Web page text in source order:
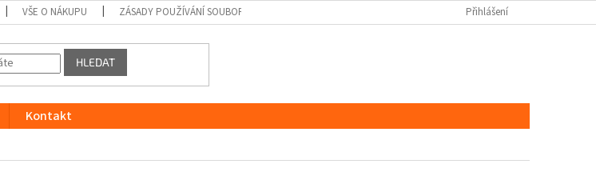
VŠE O NÁKUPU ZÁSADY POUŽÍVÁNÍ SOUBORŮ COOKIES Přihlášení
HLEDAT
Kontakt